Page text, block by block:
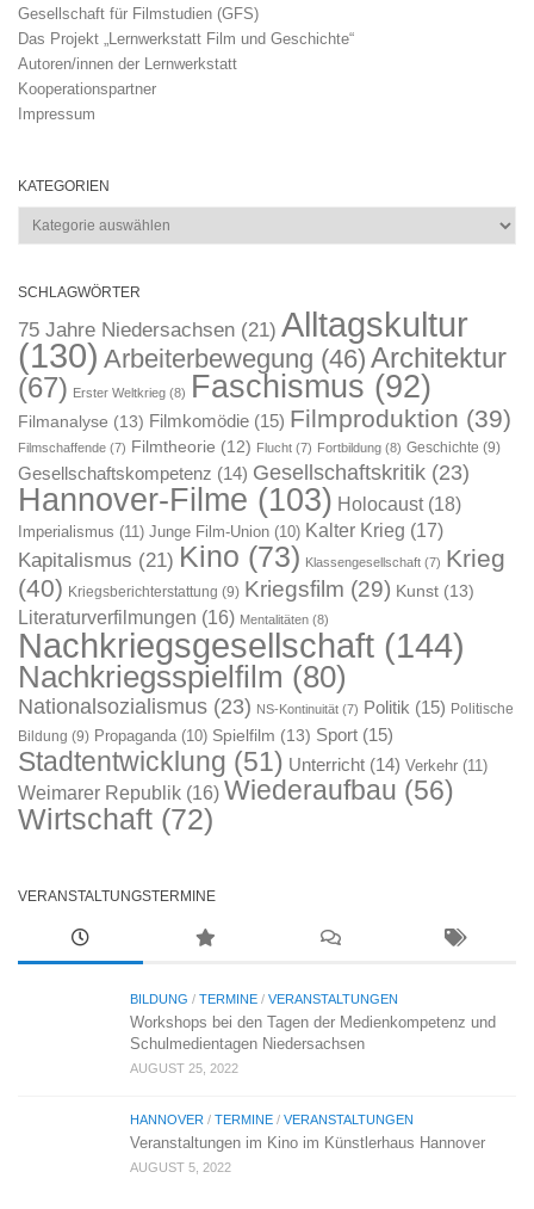
Gesellschaft für Filmstudien (GFS)
Das Projekt „Lernwerkstatt Film und Geschichte“
Autoren/innen der Lernwerkstatt
Kooperationspartner
Impressum
KATEGORIEN
Kategorien
SCHLAGWÖRTER
75 Jahre Niedersachsen (21) Alltagskultur
(130) Arbeiterbewegung (46) Architektur
(67) Erster Weltkrieg (8) Faschismus (92)
Filmanalyse (13) Filmkomödie (15) Filmproduktion (39)
Filmschaffende (7) Filmtheorie (12) Flucht (7) Fortbildung (8) Geschichte (9)
Gesellschaftskompetenz (14) Gesellschaftskritik (23)
Hannover-Filme (103) Holocaust(18)
Imperialismus (11) Junge Film-Union (10) Kalter Krieg (17)
Kapitalismus (21) Kino (73) Klassengesellschaft (7) Krieg
(40) Kriegsberichterstattung (9) Kriegsfilm (29) Kunst (13)
Literaturverfilmungen (16) Mentalitäten (8)
Nachkriegsgesellschaft (144)
Nachkriegsspielfilm (80)
Nationalsozialismus (23) NS-Kontinuität (7) Politik (15) Politische
Bildung (9) Propaganda (10) Spielfilm (13) Sport (15)
Stadtentwicklung (51) Unterricht (14) Verkehr (11)
Weimarer Republik (16) Wiederaufbau (56)
Wirtschaft (72)
VERANSTALTUNGSTERMINE
BILDUNG / TERMINE / VERANSTALTUNGEN
Workshops bei den Tagen der Medienkompetenz und
Schulmedientagen Niedersachsen
AUGUST 25, 2022
HANNOVER / TERMINE / VERANSTALTUNGEN
Veranstaltungen im Kino im Künstlerhaus Hannover
AUGUST 5, 2022